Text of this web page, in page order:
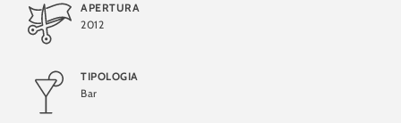
APERTURA
2012
TIPOLOGIA
Bar